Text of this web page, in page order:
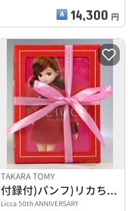
14,300 円
TAKARA TOMY
付録付)パンフ)リカちゃん展
Licca 50th ANNIVERSARY